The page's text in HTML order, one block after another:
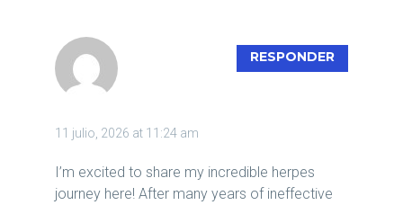
11 julio, 2026 at 11:24 am
RESPONDER
I’m excited to share my incredible herpes
journey here! After many years of ineffective